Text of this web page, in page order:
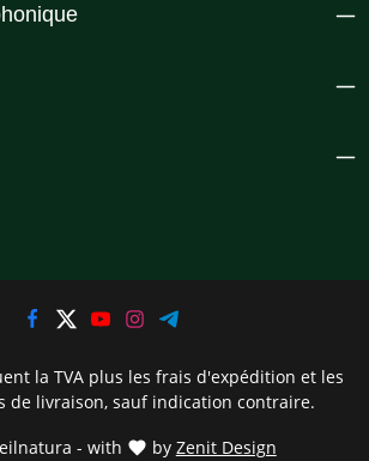
- with by Zenit Design
la TVA plus les frais d'expédition et les
de livraison, sauf indication contraire.